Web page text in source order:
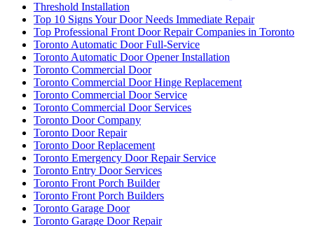
Threshold Installation
Top 10 Signs Your Door Needs Immediate Repair
Top Professional Front Door Repair Companies in Toronto
Toronto Automatic Door Full-Service
Toronto Automatic Door Opener Installation
Toronto Commercial Door
Toronto Commercial Door Hinge Replacement
Toronto Commercial Door Service
Toronto Commercial Door Services
Toronto Door Company
Toronto Door Repair
Toronto Door Replacement
Toronto Emergency Door Repair Service
Toronto Entry Door Services
Toronto Front Porch Builder
Toronto Front Porch Builders
Toronto Garage Door
Toronto Garage Door Repair